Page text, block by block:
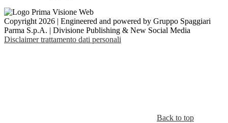
Copyright 2026 | Engineered and powered by Gruppo Spaggiari
Parma S.p.A. | Divisione Publishing & New Social Media
Disclaimer trattamento dati personali
Back to top